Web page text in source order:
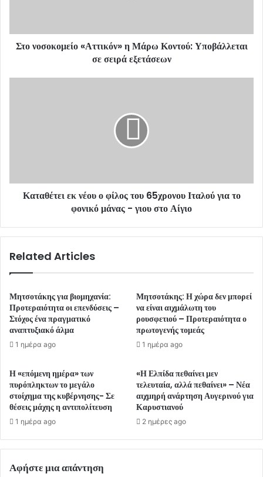
d
Στο νοσοκομείο «Αττικόν» η Μάρω Κοντού: Υποβάλλεται
σε σειρά εξετάσεων
Καταθέτει εκ νέου ο φίλος του 65χρονου Ιταλού για το
φονικό μάνας - γιου στο Αίγιο
Related Articles
Μητσοτάκης για βιομηχανία:
Προτεραιότητα οι επενδύσεις –
Στόχος ένα πραγματικό
αναπτυξιακό άλμα
1 ημέρα ago
Μητσοτάκης: Η χώρα δεν μπορεί
να είναι αιχμάλωτη του
ρουσφετιού – Προτεραιότητα ο
πρωτογενής τομεάς
1 ημέρα ago
Η «επόμενη ημέρα» των
πυρόπληκτων το μεγάλο
στοίχημα της κυβέρνησης- Σε
θέσεις μάχης η αντιπολίτευση
1 ημέρα ago
«Η Ελπίδα πεθαίνει μεν
τελευταία, αλλά πεθαίνει» – Νέα
αιχμηρή ανάρτηση Αυγερινού για
Καρυστιανού
2 ημέρες ago
Αφήστε μια απάντηση